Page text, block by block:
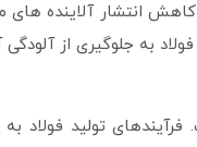
انتشار آلاینده
فولاد به جلوگیری از
تولید فولاد